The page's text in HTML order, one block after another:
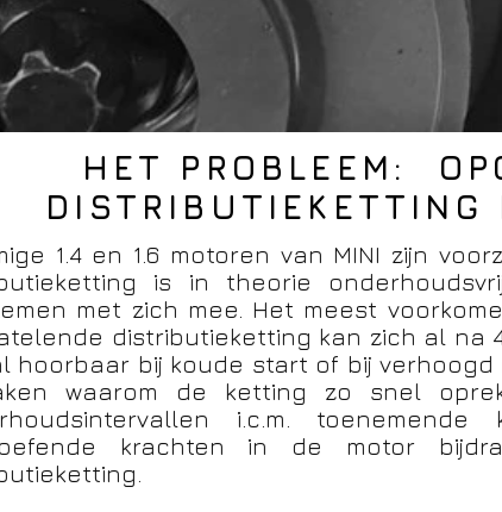
HET PROBLEEM:
DISTRIBUTIEKETTING
1.4 en 1.6 motoren van MINI zijn
is in theorie
met zich mee. Het meest
distributieketting kan zich al na
hoorbaar bij koude start of bij verhoogd
waarom de ketting zo snel
i.c.m.
krachten in de motor